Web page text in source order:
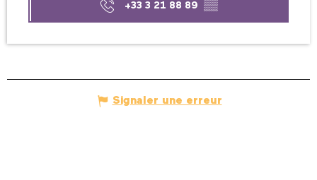
+33 3 21 88 89 ▒▒
Signaler une erreur